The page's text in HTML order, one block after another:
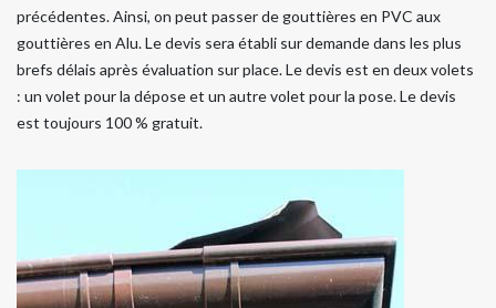
précédentes. Ainsi, on peut passer de gouttières en PVC aux
gouttières en Alu. Le devis sera établi sur demande dans les plus
brefs délais après évaluation sur place. Le devis est en deux volets
: un volet pour la dépose et un autre volet pour la pose. Le devis
est toujours 100 % gratuit.